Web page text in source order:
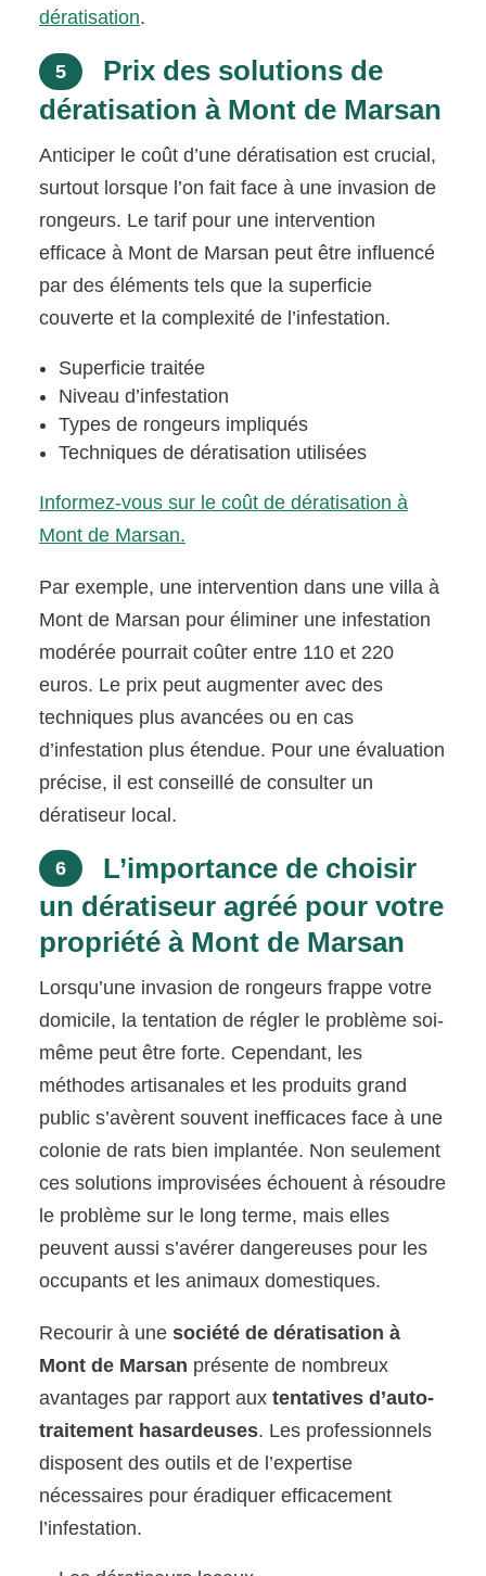
dératisation.
5
Prix des solutions de
dératisation à Mont de Marsan
Anticiper le coût d’une dératisation est crucial,
surtout lorsque l’on fait face à une invasion de
rongeurs. Le tarif pour une intervention
efficace à Mont de Marsan peut être influencé
par des éléments tels que la superficie
couverte et la complexité de l’infestation.
Superficie traitée
Niveau d’infestation
Types de rongeurs impliqués
Techniques de dératisation utilisées
Informez-vous sur le coût de dératisation à
Mont de Marsan.
Par exemple, une intervention dans une villa à
Mont de Marsan pour éliminer une infestation
modérée pourrait coûter entre 110 et 220
euros. Le prix peut augmenter avec des
techniques plus avancées ou en cas
d’infestation plus étendue. Pour une évaluation
précise, il est conseillé de consulter un
dératiseur local.
6
L’importance de choisir
un dératiseur agréé pour votre
propriété à Mont de Marsan
Lorsqu’une invasion de rongeurs frappe votre
domicile, la tentation de régler le problème soi-
même peut être forte. Cependant, les
méthodes artisanales et les produits grand
public s’avèrent souvent inefficaces face à une
colonie de rats bien implantée. Non seulement
ces solutions improvisées échouent à résoudre
le problème sur le long terme, mais elles
peuvent aussi s’avérer dangereuses pour les
occupants et les animaux domestiques.
Recourir à unesociété de dératisation à
Mont de Marsan présente de nombreux
avantages par rapport auxtentatives d’auto-
traitement hasardeuses. Les professionnels
disposent des outils et de l’expertise
nécessaires pour éradiquer efficacement
l’infestation.